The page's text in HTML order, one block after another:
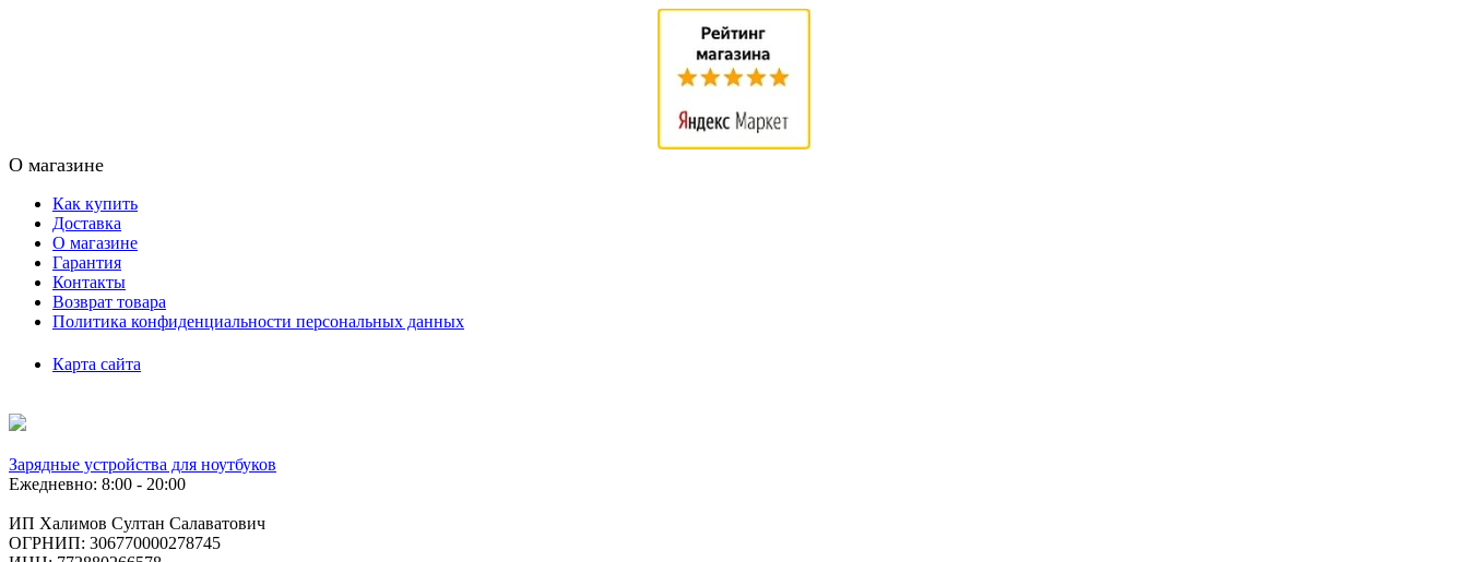
О магазине
Как купить
Доставка
О магазине
Гарантия
Контакты
Возврат товара
Политика конфиденциальности персональных данных
Карта сайта
Зарядные устройства для ноутбуков
Ежедневно: 8:00 - 20:00
ИП Халимов Султан Салаватович
ОГРНИП: 306770000278745